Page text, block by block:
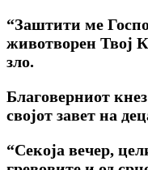
“Заштити ме
животворен Твој
зло.
Благоверниот
својот завет на
“Секоја вечер,